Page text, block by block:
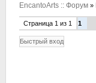
EncantoArts :: Форум »
Страница 1 из 1 1